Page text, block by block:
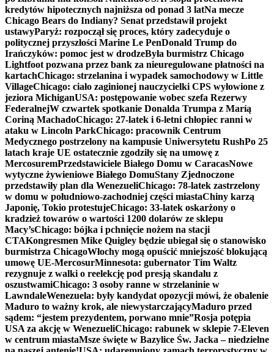
kredytów hipotecznych najniższa od ponad 3 latNa mecze
Chicago Bears do Indiany? Senat przedstawił projekt
ustawyParyż: rozpoczął się proces, który zadecyduje o
politycznej przyszłości Marine Le PenDonald Trump do
Irańczyków: pomoc jest w drodzeByła burmistrz Chicago
Lightfoot pozwana przez bank za nieuregulowane płatności na
kartachChicago: strzelanina i wypadek samochodowy w Little
VillageChicago: ciało zaginionej nauczycielki CPS wyłowione z
jeziora MichiganUSA: postępowanie wobec szefa Rezerwy
FederalnejW czwartek spotkanie Donalda Trumpa z Maríą
Coriną MachadoChicago: 27-latek i 6-letni chłopiec ranni w
ataku w Lincoln ParkChicago: pracownik Centrum
Medycznego postrzelony na kampusie Uniwersytetu RushPo 25
latach kraje UE ostatecznie zgodziły się na umowę z
MercosuremPrzedstawiciele Białego Domu w CaracasNowe
wytyczne żywieniowe Białego DomuStany Zjednoczone
przedstawiły plan dla WenezueliChicago: 78-latek zastrzelony
w domu w południowo-zachodniej części miastaChiny karzą
Japonię, Tokio protestujeChicago: 33-latek oskarżony o
kradzież towarów o wartości 1200 dolarów ze sklepu
Macy’sChicago: bójka i pchnięcie nożem na stacji
CTAKongresmen Mike Quigley będzie ubiegał się o stanowisko
burmistrza ChicagoWłochy mogą opuścić mniejszość blokującą
umowę UE-MercosurMinnesota: gubernator Tim Waltz
rezygnuje z walki o reelekcję pod presją skandalu z
oszustwamiChicago: 3 osoby ranne w strzelaninie w
LawndaleWenezuela: były kandydat opozycji mówi, że obalenie
Maduro to ważny krok, ale niewystarczającyMaduro przed
sądem: “jestem prezydentem, porwano mnie”Rosja potępia
USA za akcję w WenezueliChicago: rabunek w sklepie 7-Eleven
w centrum miastaMsze święte w Bazylice Św. Jacka – niedzielne